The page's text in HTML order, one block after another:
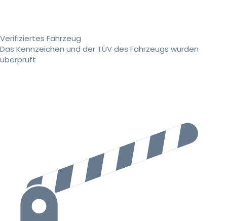
Verifiziertes Fahrzeug
Das Kennzeichen und der TÜV des Fahrzeugs wurden
überprüft